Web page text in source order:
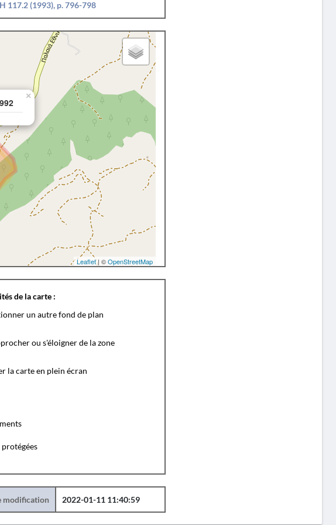
117.2 (1993), p. 796-798
×
Leaflet| ©OpenStreetMap
de la carte :
un autre fond de plan
ou s'éloigner de la zone
la carte en plein écran
protégées
modification 2022-01-11 11:40:59